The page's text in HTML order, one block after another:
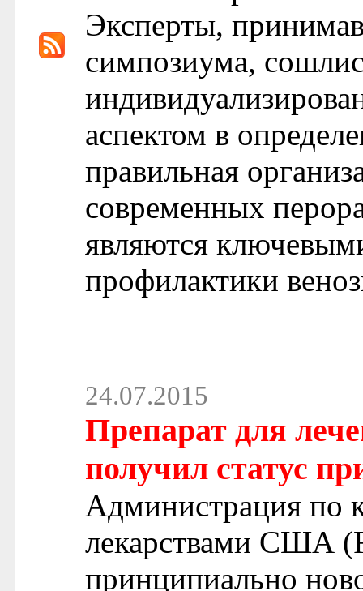
Эксперты,
симпозиума,
аспектом в
правильная
современных
являются
профилактики
24.07.2015
Препарат для
получил статус
Администрация по
лекарствами США
принципиально